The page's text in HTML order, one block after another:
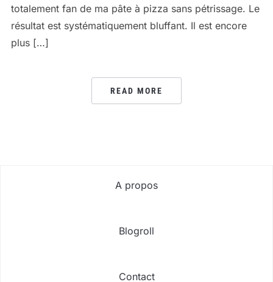
totalement fan de ma pâte à pizza sans pétrissage. Le
résultat est systématiquement bluffant. Il est encore
plus […]
READ MORE
A propos
Blogroll
Contact